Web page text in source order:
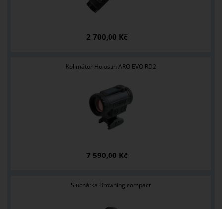
2 700,00 Kč
Kolimátor Holosun ARO EVO RD2
7 590,00 Kč
Sluchátka Browning compact